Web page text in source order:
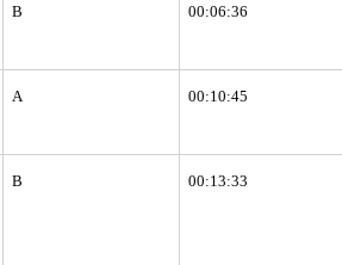
B 00:06:36
A 00:10:45
B 00:13:33